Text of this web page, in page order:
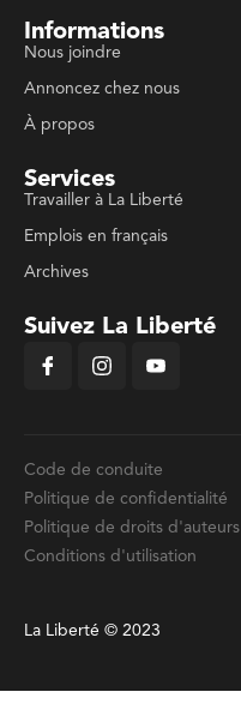
Informations
Nous joindre
Annoncez chez nous
À propos
Services
Travailler à La Liberté
Emplois en français
Archives
Suivez La Liberté
Code de conduite
Politique de confidentialité
Politique de droits d'auteurs
Conditions d'utilisation
La Liberté © 2023